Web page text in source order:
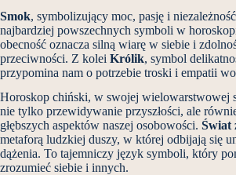
Smok, symbolizujący moc, pasję i
najbardziej powszechnych symboli w
obecność oznacza silną wiarę w siebie i
przeciwności. Z kolei Królik, symbol
przypomina nam o potrzebie troski i empatii
Horoskop chiński, w swojej wielowarstwowej
nie tylko przewidywanie przyszłości, ale
głębszych aspektów naszej osobowości. Świat
metaforą ludzkiej duszy, w której odbijają się
dążenia. To tajemniczy język symboli, który
zrozumieć siebie i innych.